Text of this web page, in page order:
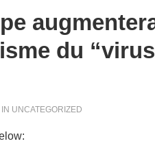
du “virus
UNCATEGORIZED